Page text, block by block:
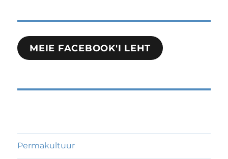
MEIE FACEBOOK'I LEHT
Permakultuur